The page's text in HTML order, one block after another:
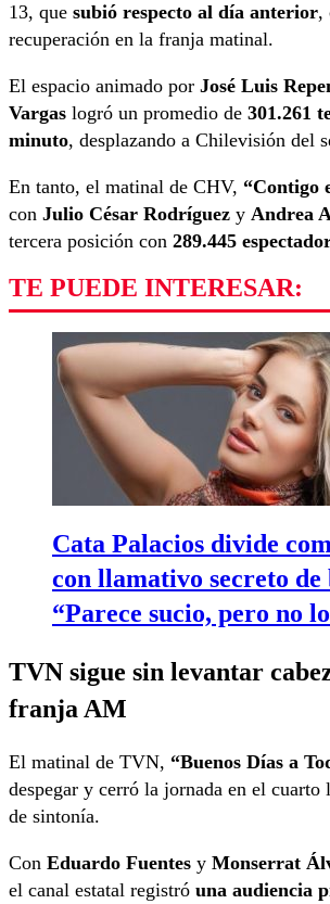
13, que subió respecto al día anterior,
recuperación en la franja matinal.
El espacio animado por José Luis
Vargas logró un promedio de 301.261
minuto, desplazando a Chilevisión del
En tanto, el matinal de CHV, “Contigo
con Julio César Rodríguez y Andrea
tercera posición con 289.445
TE PUEDE INTERESAR:
Cata Palacios divide
con llamativo secreto de
“Parece sucio, pero no
TVN sigue sin levantar
franja AM
El matinal de TVN, “Buenos Días a
despegar y cerró la jornada en el cuarto
de sintonía.
Con Eduardo Fuentes y Monserrat
el canal estatal registró una audiencia